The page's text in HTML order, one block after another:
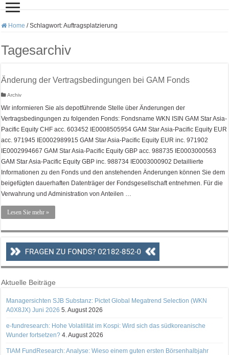
Home / Schlagwort:Auftragsplatzierung
Tagesarchiv
Änderung der Vertragsbedingungen bei GAM Fonds
Archiv
Wir informieren Sie als depotführende Stelle über Änderungen der
Vertragsbedingungen zu folgenden Fonds: Fondsname WKN ISIN GAM Star Asia-
Pacific Equity CHF acc. 603452 IE0008505954 GAM Star Asia-Pacific Equity EUR
acc. 971945 IE0002989915 GAM Star Asia-Pacific Equity EUR inc. 971902
IE0002994667 GAM Star Asia-Pacific Equity GBP acc. 988735 IE0003000563
GAM Star Asia-Pacific Equity GBP inc. 988734 IE0003000902 Detaillierte
Informationen zu den Fonds und den anstehenden Änderungen können Sie dem
beigefügten dauerhaften Datenträger der Fondsgesellschaft entnehmen. Für die
Verwahrung und Administration von Anteilen …
Lesen Sie mehr »
Aktuelle Beiträge
Managersichten SJB Substanz: Pictet Global Megatrend Selection (WKN
A0X8JX) Juni 2026 5. August 2026
e-fundresearch: Hohe Volatilität im Kospi: Wird sich das südkoreanische
Wunder fortsetzen? 4. August 2026
TIAM FundResearch: Analyse: Wieso einem guten ersten Börsenhalbjahr